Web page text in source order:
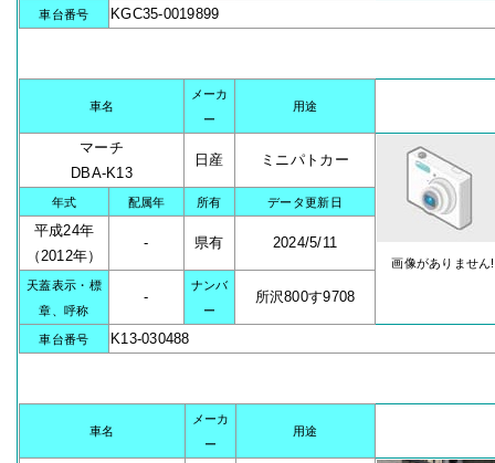
車台番号 KGC35-0019899
車名
メーカ
ー
用途
マーチ
DBA-K13
日産 ミニパトカー
画像がありません!
年式 配属年 所有 データ更新日
平成24年
（2012年）
- 県有 2024/5/11
天蓋表示・標
章、呼称
-
ナンバ
ー
所沢800す9708
車台番号 K13-030488
車名
メーカ
ー
用途